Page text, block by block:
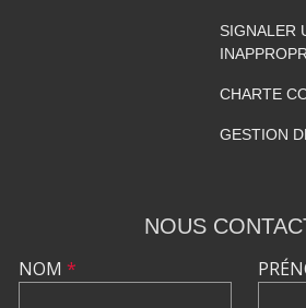
SIGNALER
CHARTE
GESTION
NOUS
NOM *